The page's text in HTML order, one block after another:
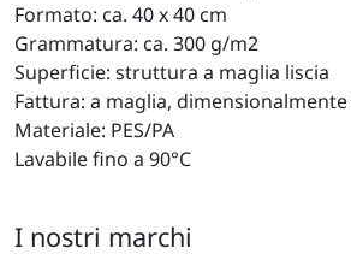
Formato: ca. 40 x 40 cm
Grammatura: ca. 300 g/m2
Superficie: struttura a maglia liscia
Fattura: a maglia,
Materiale: PES/PA
Lavabile fino a 90°C
I nostri marchi